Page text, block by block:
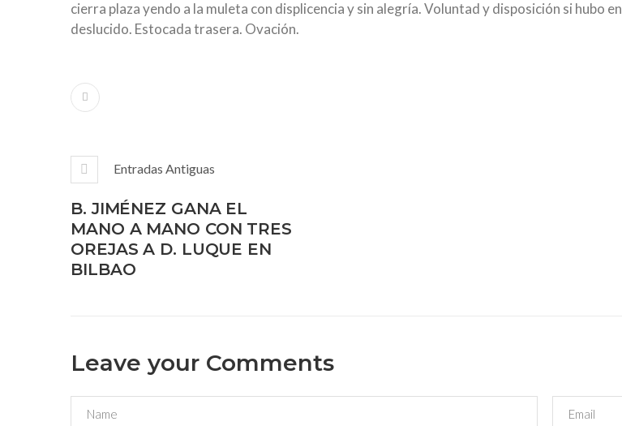
cierra plaza yendo a la muleta con displicencia y sin alegría. Voluntad y disposición si hubo en
deslucido. Estocada trasera. Ovación.
Entradas Antiguas
B. JIMÉNEZ GANA EL
MANO A MANO CON TRES
OREJAS A D. LUQUE EN
BILBAO
Leave your Comments